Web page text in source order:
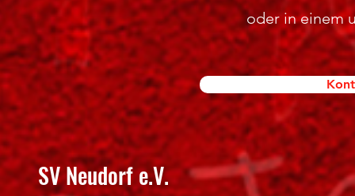
oder in einem
SV Neudorf e.V.